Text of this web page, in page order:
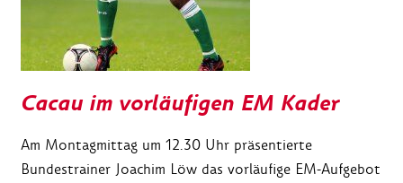
Cacau im vorläufigen EM Kader
Am Montagmittag um 12.30 Uhr präsentierte
Bundestrainer Joachim Löw das vorläufige EM-Aufgebot